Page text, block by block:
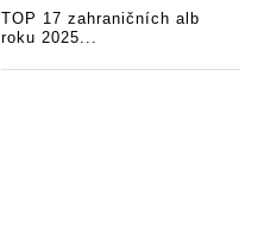
TOP 17 zahraničních alb
roku 2025...